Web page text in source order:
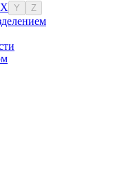
X Y Z